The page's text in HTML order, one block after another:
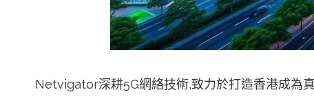
Netvigator深耕5G網絡技術,致力於打造香港成為